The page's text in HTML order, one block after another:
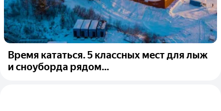
Время кататься. 5 классных мест для лыж
и сноуборда рядом...